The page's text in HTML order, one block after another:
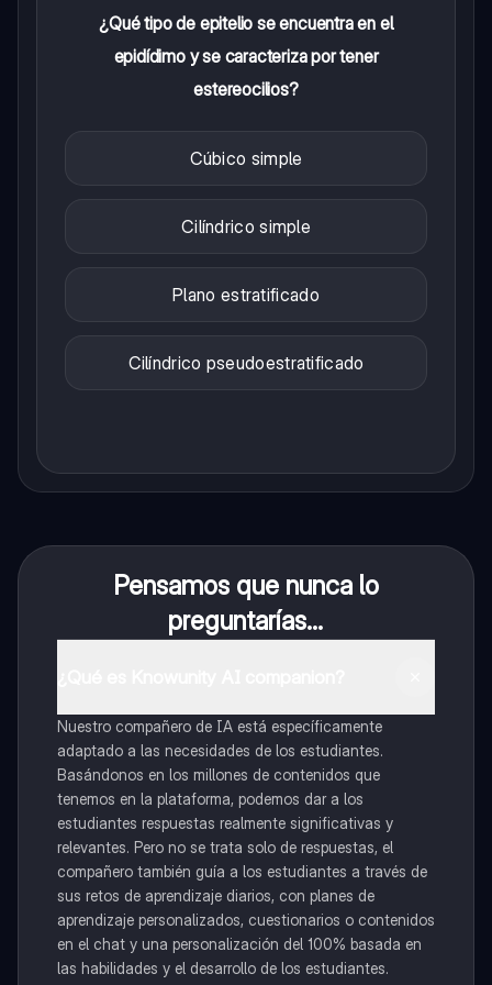
¿Qué tipo de epitelio se encuentra en el
epidídimo y se caracteriza por tener
estereocilios?
Cúbico simple
Cilíndrico simple
Plano estratificado
Cilíndrico pseudoestratificado
Pensamos que nunca lo
preguntarías...
Nuestro compañero de IA está específicamente
adaptado a las necesidades de los estudiantes.
Basándonos en los millones de contenidos que
tenemos en la plataforma, podemos dar a los
estudiantes respuestas realmente significativas y
relevantes. Pero no se trata solo de respuestas, el
compañero también guía a los estudiantes a través de
sus retos de aprendizaje diarios, con planes de
aprendizaje personalizados, cuestionarios o contenidos
en el chat y una personalización del 100% basada en
las habilidades y el desarrollo de los estudiantes.